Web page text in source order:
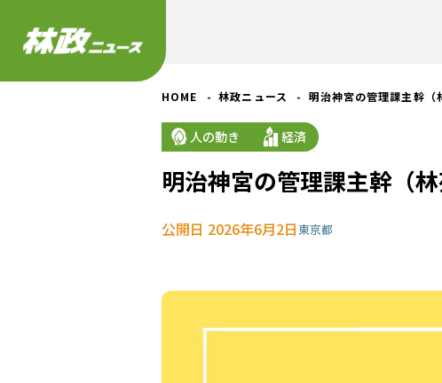
HOME 林政ニュース 明治神宮の管理課主幹（
人の動き 経済
明治神宮の管理課主幹（
公開日 2026年6月2日 東京都